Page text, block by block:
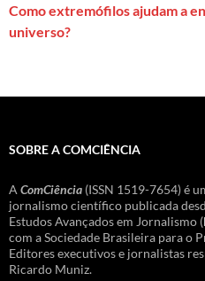
Como extremófilos ajudam a
universo?
SOBRE A COMCIÊNCIA
A ComCiência (ISSN 1519-7654) é
jornalismo científico publicada
Estudos Avançados em Jornalismo (
com a Sociedade Brasileira para o
Editores executivos e jornalistas
Ricardo Muniz.